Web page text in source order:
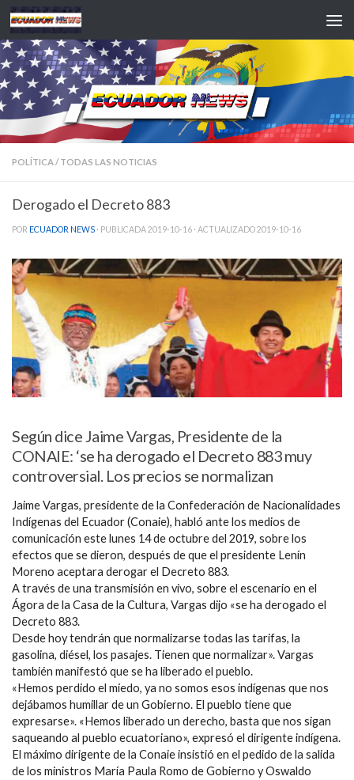
Saltar al contenido
POLÍTICA/ TODAS LAS NOTICIAS
Derogado el Decreto 883
POR ECUADOR NEWS · PUBLICADA2019-10-16 · ACTUALIZADO2019-10-16
Según dice Jaime Vargas, Presidente de la
CONAIE: ‘se ha derogado el Decreto 883 muy
controversial. Los precios se normalizan
Jaime Vargas, presidente de la Confederación de Nacionalidades
Indígenas del Ecuador (Conaie), habló ante los medios de
comunicación este lunes 14 de octubre del 2019, sobre los
efectos que se dieron, después de que el presidente Lenín
Moreno aceptara derogar el Decreto 883.
A través de una transmisión en vivo, sobre el escenario en el
Ágora de la Casa de la Cultura, Vargas dijo «se ha derogado el
Decreto 883.
Desde hoy tendrán que normalizarse todas las tarifas, la
gasolina, diésel, los pasajes. Tienen que normalizar». Vargas
también manifestó que se ha liberado el pueblo.
«Hemos perdido el miedo, ya no somos esos indígenas que nos
dejábamos humillar de un Gobierno. El pueblo tiene que
expresarse». «Hemos liberado un derecho, basta que nos sigan
saqueando al pueblo ecuatoriano», expresó el dirigente indígena.
El máximo dirigente de la Conaie insistió en el pedido de la salida
de los ministros María Paula Romo de Gobierno y Oswaldo